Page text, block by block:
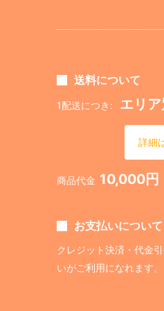
送料について
1配送につき: エリ
詳細
商品代金 10,000円
お支払いについて
クレジット決済・代金
いがご利用になれます。